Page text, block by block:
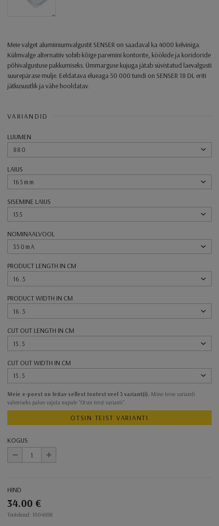
Meie valget alumiiniumvalgustit SENSER on saadaval ka 4000 kelviniga.
Külmvalge alternatiiv sobib kõige paremini kontorite, köökide ja koridoride
põhivalgustuse pakkumiseks. Ümmarguse kujuga jätab süvistatud laevalgusti
suurepärase mulje. Eeldatava elueaga 50 000 tundi on SENSER 18 DL eriti
jätkusuutlik ja vähe hooldatav.
VARIANDID
LUUMEN
880
LAIUS
165mm
SISEMINE LAIUS
155
NOMINAALVOOL
350mA
PRODUCT LENGTH IN CM
16.5
PRODUCT WIDTH IN CM
16.5
CUT OUT LENGTH IN CM
15.5
CUT OUT WIDTH IN CM
15.5
Meie e-poest on leitav sellest tootest veel 3 variant(i). Mõne teise variandi
valimiseks palun vajuta nupule "Otsin teist varianti".
OTSIN TEIST VARIANTI
KOGUS
+
Ostukorvi toimingud
HIND
34.00 €
Tootekood: 1004698